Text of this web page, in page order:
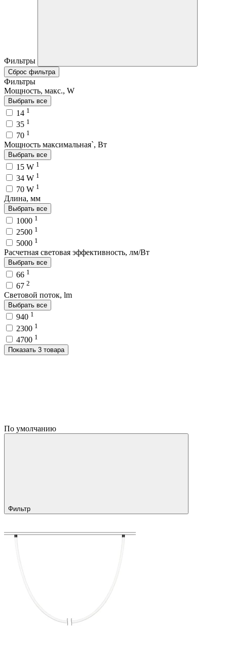
Фильтры
Сброс фильтра
Фильтры
Мощность, макс., W
Выбрать все
14 1
35 1
70 1
Мощность максимальная`, Вт
Выбрать все
15 W 1
34 W 1
70 W 1
Длина, мм
Выбрать все
1000 1
2500 1
5000 1
Расчетная световая эффективность, лм/Вт
Выбрать все
66 1
67 2
Световой поток, lm
Выбрать все
940 1
2300 1
4700 1
Показать 3 товара
По умолчанию
Фильтр